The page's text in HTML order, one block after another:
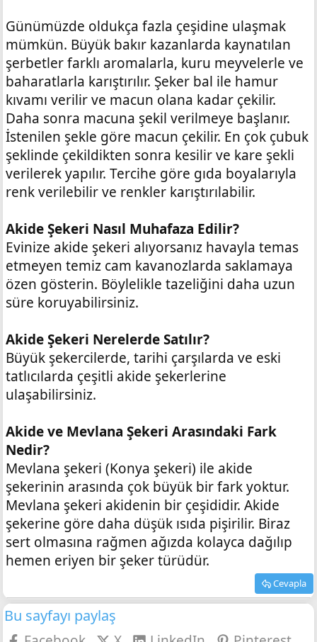
Günümüzde oldukça fazla çeşidine ulaşmak
mümkün. Büyük bakır kazanlarda kaynatılan
şerbetler farklı aromalarla, kuru meyvelerle ve
baharatlarla karıştırılır. Şeker bal ile hamur
kıvamı verilir ve macun olana kadar çekilir.
Daha sonra macuna şekil verilmeye başlanır.
İstenilen şekle göre macun çekilir. En çok çubuk
şeklinde çekildikten sonra kesilir ve kare şekli
verilerek yapılır. Tercihe göre gıda boyalarıyla
renk verilebilir ve renkler karıştırılabilir.
Akide Şekeri Nasıl Muhafaza Edilir?
Evinize akide şekeri alıyorsanız havayla temas
etmeyen temiz cam kavanozlarda saklamaya
özen gösterin. Böylelikle tazeliğini daha uzun
süre koruyabilirsiniz.
Akide Şekeri Nerelerde Satılır?
Büyük şekercilerde, tarihi çarşılarda ve eski
tatlıcılarda çeşitli akide şekerlerine
ulaşabilirsiniz.
Akide ve Mevlana Şekeri Arasındaki Fark
Nedir?
Mevlana şekeri (Konya şekeri) ile akide
şekerinin arasında çok büyük bir fark yoktur.
Mevlana şekeri akidenin bir çeşididir. Akide
şekerine göre daha düşük ısıda pişirilir. Biraz
sert olmasına rağmen ağızda kolayca dağılıp
hemen eriyen bir şeker türüdür.
Cevapla
Bu sayfayı paylaş